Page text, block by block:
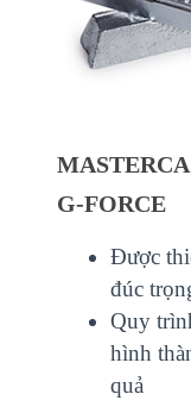
G-FORCE
Được
đúc
Quy
hình
quả